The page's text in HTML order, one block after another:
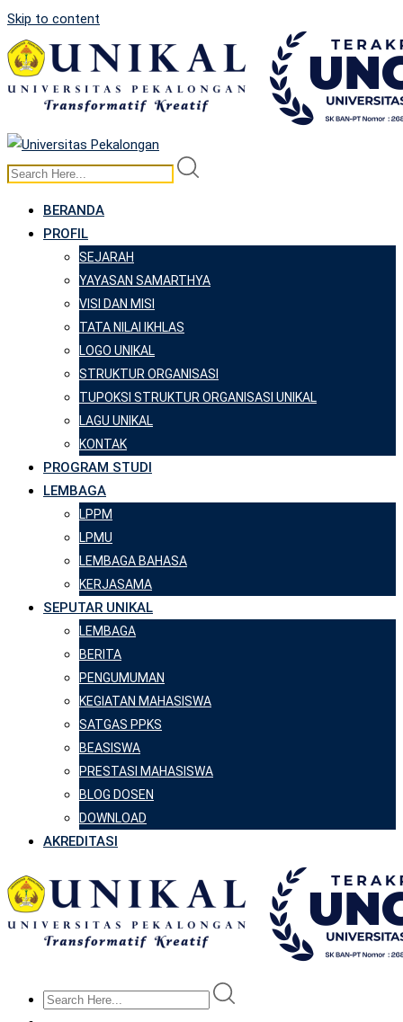
Skip to content
BERANDA
PROFIL
SEJARAH
YAYASAN SAMARTHYA
VISI DAN MISI
TATA NILAI IKHLAS
LOGO UNIKAL
STRUKTUR ORGANISASI
TUPOKSI STRUKTUR ORGANISASI UNIKAL
LAGU UNIKAL
KONTAK
PROGRAM STUDI
LEMBAGA
LPPM
LPMU
LEMBAGA BAHASA
KERJASAMA
SEPUTAR UNIKAL
LEMBAGA
BERITA
PENGUMUMAN
KEGIATAN MAHASISWA
SATGAS PPKS
BEASISWA
PRESTASI MAHASISWA
BLOG DOSEN
DOWNLOAD
AKREDITASI